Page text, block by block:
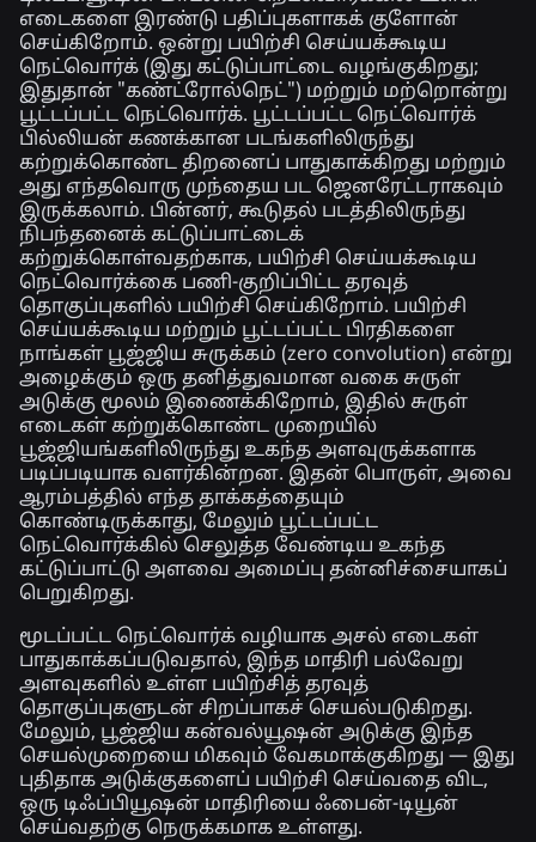
எடைகளை இரண்டு பதிப்புகளாகக் குளோன்
செய்கிறோம். ஒன்று பயிற்சி செய்யக்கூடிய
நெட்வொர்க் (இது கட்டுப்பாட்டை வழங்குகிறது;
இதுதான் "கண்ட்ரோல்நெட்") மற்றும் மற்றொன்று
பூட்டப்பட்ட நெட்வொர்க். பூட்டப்பட்ட நெட்வொர்க்
பில்லியன் கணக்கான படங்களிலிருந்து
கற்றுக்கொண்ட திறனைப் பாதுகாக்கிறது மற்றும்
அது எந்தவொரு முந்தைய பட ஜெனரேட்டராகவும்
இருக்கலாம். பின்னர், கூடுதல் படத்திலிருந்து
நிபந்தனைக் கட்டுப்பாட்டைக்
கற்றுக்கொள்வதற்காக, பயிற்சி செய்யக்கூடிய
நெட்வொர்க்கை பணி-குறிப்பிட்ட தரவுத்
தொகுப்புகளில் பயிற்சி செய்கிறோம். பயிற்சி
செய்யக்கூடிய மற்றும் பூட்டப்பட்ட பிரதிகளை
நாங்கள் பூஜ்ஜிய சுருக்கம் (zero convolution) என்று
அழைக்கும் ஒரு தனித்துவமான வகை சுருள்
அடுக்கு மூலம் இணைக்கிறோம், இதில் சுருள்
எடைகள் கற்றுக்கொண்ட முறையில்
பூஜ்ஜியங்களிலிருந்து உகந்த அளவுருக்களாக
படிப்படியாக வளர்கின்றன. இதன் பொருள், அவை
ஆரம்பத்தில் எந்த தாக்கத்தையும்
கொண்டிருக்காது, மேலும் பூட்டப்பட்ட
நெட்வொர்க்கில் செலுத்த வேண்டிய உகந்த
கட்டுப்பாட்டு அளவை அமைப்பு தன்னிச்சையாகப்
பெறுகிறது.
மூடப்பட்ட நெட்வொர்க் வழியாக அசல் எடைகள்
பாதுகாக்கப்படுவதால், இந்த மாதிரி பல்வேறு
அளவுகளில் உள்ள பயிற்சித் தரவுத்
தொகுப்புகளுடன் சிறப்பாகச் செயல்படுகிறது.
மேலும், பூஜ்ஜிய கன்வல்யூஷன் அடுக்கு இந்த
செயல்முறையை மிகவும் வேகமாக்குகிறது — இது
புதிதாக அடுக்குகளைப் பயிற்சி செய்வதை விட,
ஒரு டிஃப்பியூஷன் மாதிரியை ஃபைன்-டியூன்
செய்வதற்கு நெருக்கமாக உள்ளது.